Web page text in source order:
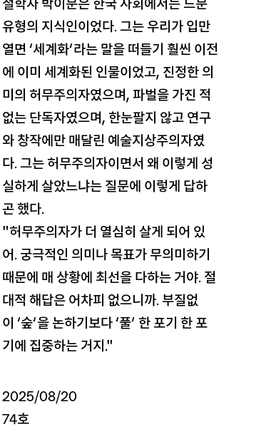
철학자 박이문은 한국 사회에서는 드문
유형의 지식인이었다. 그는 우리가 입만
열면 ‘세계화’라는 말을 떠들기 훨씬 이전
에 이미 세계화된 인물이었고, 진정한 의
미의 허무주의자였으며, 파벌을 가진 적
없는 단독자였으며, 한눈팔지 않고 연구
와 창작에만 매달린 예술지상주의자였
다. 그는 허무주의자이면서 왜 이렇게 성
실하게 살았느냐는 질문에 이렇게 답하
곤 했다.
"허무주의자가 더 열심히 살게 되어 있
어. 궁극적인 의미나 목표가 무의미하기
때문에 매 상황에 최선을 다하는 거야. 절
대적 해답은 어차피 없으니까. 부질없
이 ‘숲’을 논하기보다 ‘풀’ 한 포기 한 포
기에 집중하는 거지."
2025/08/20
74호